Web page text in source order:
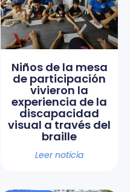
Niños de la mesa
de participación
vivieron la
experiencia de la
discapacidad
visual a través del
braille
Leer noticia